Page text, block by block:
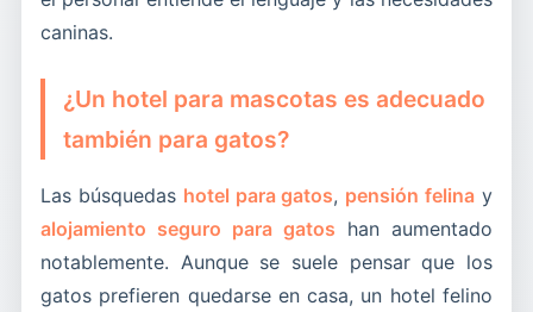
caninas.
¿Un hotel para mascotas es adecuado
también para gatos?
Las búsquedas hotel para gatos, pensión felina y
alojamiento seguro para gatos han aumentado
notablemente. Aunque se suele pensar que los
gatos prefieren quedarse en casa, un hotel felino